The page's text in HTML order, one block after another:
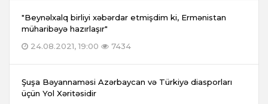
"Beynəlxalq birliyi xəbərdar etmişdim ki, Ermənistan
müharibəyə hazırlaşır"
24.08.2021, 19:00
7434
Şuşa Bəyannaməsi Azərbaycan və Türkiyə diasporları
üçün Yol Xəritəsidir